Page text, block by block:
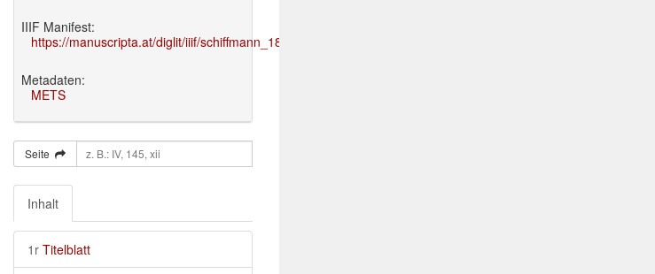
IIIF Manifest:
https://manuscripta.at/diglit/iiif/schiffmann_1895/manifest.json
Metadaten:
METS
Seite
Inhalt
1r Titelblatt